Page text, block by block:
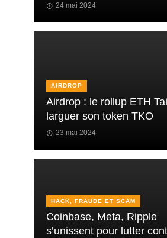
24 mai 2024
AIRDROP
Airdrop : le rollup ETH
larguer son token TKO
23 mai 2024
HACK, FRAUDE ET SCAM
Coinbase, Meta, Ripple
s’unissent pour lutter